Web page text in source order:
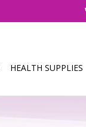
HEALTH SUPPLIES